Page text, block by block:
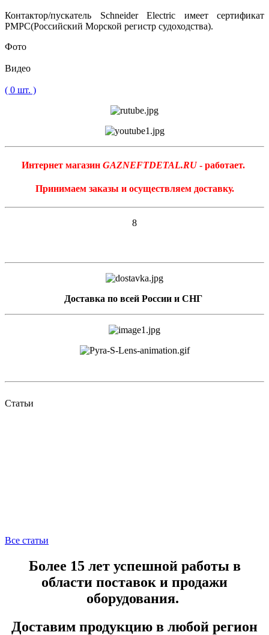
Контактор/пускатель Schneider Electric имеет сертификат
РМРС(Российский Морской регистр судоходства).
Фото
Видео
( 0 шт. )
Интернет магазин GAZNEFTDETAL.RU- работает.
Принимаем заказы и осуществляем доставку.
8
Доставка по всей России и СНГ
Статьи
Все статьи
Более 15 лет успешной работы в
области поставок и продажи
оборудования.
Доставим продукцию в любой регион